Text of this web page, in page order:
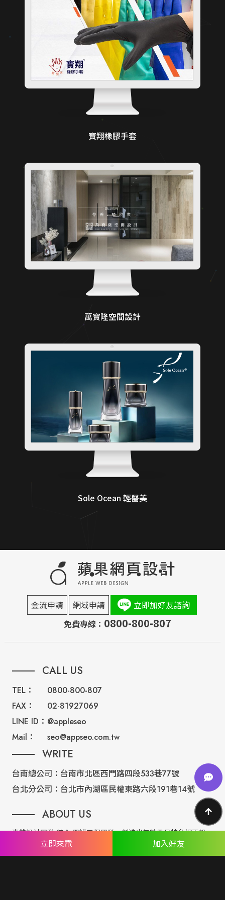
寶翔橡膠手套
萬寶隆空間設計
Sole Ocean 輕醫美
金流申請 網域申請
立即加好友諮詢
免費專線： 0800-800-807
CALL US
TEL：
0800-800-807
FAX：
02-81927069
LINE ID： @appleseo
Mail：
seo@appseo.com.tw
WRITE
台南總公司： 台南市北區西門路四段533巷77號
台北分公司： 台北市內湖區民權東路六段191巷14號
ABOUT US
專業設計團隊 結合 嚴謹工程團隊，創造出無數最具特色網頁設
計，不管是時尚美感或是網站最新特效技術，我們仍不斷學習推
出最創新的網頁設計。
立即來電 加入好友